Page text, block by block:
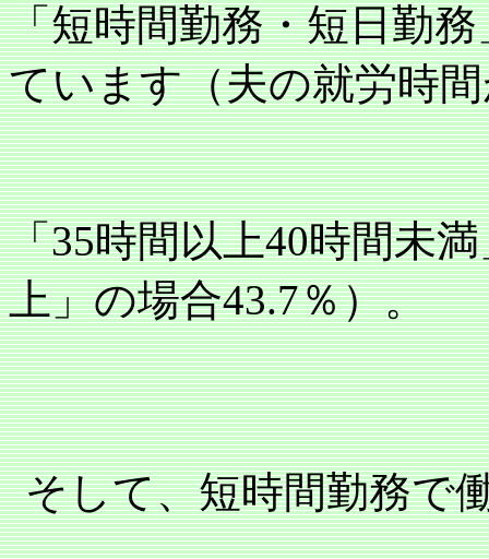
「短時間勤務・短日勤
ています（夫の就労時
「35時間以上40時間未
上」の場合43.7％）。
そして、短時間勤務で